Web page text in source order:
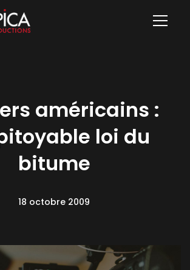
américains :
loi du
bitume
18 octobre 2009